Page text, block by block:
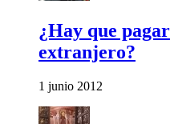
¿Hay que
extranjero?
1 junio 2012